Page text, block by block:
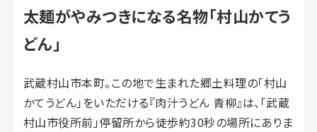
太麺がやみつきになる名物「村山かてう
どん」
武蔵村山市本町。この地で生まれた郷土料理の「村山
かてうどん」をいただける『肉汁うどん 青柳』は、「武蔵
村山市役所前」停留所から徒歩約30秒の場所にありま